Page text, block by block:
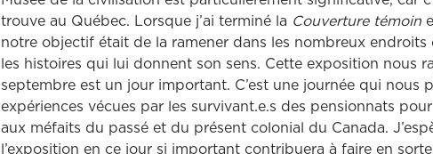
trouve au Québec. Lorsque j’ai terminé la Couverture témoin
notre objectif était de la ramener dans les nombreux endroits
les histoires qui lui donnent son sens. Cette exposition nous
septembre est un jour important. C’est une journée qui nous
expériences vécues par les survivant.e.s des pensionnats
aux méfaits du passé et du présent colonial du Canada.
l’exposition en ce jour si important contribuera à faire en